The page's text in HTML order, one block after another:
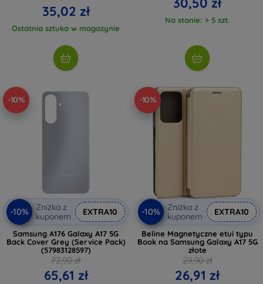
35,02 zł
Ostatnia sztuka w magazynie
Na stanie: > 5 szt.
-10%
-10%
Zniżka z
kuponem
EXTRA10
Samsung A176 Galaxy A17 5G
Back Cover Grey (Service Pack)
(57983128597)
72,90 zł
65,61 zł
-10%
-10%
Zniżka z
kuponem
EXTRA10
Beline Magnetyczne etui typu
Book na Samsung Galaxy A17 5G
złote
29,90 zł
26,91 zł